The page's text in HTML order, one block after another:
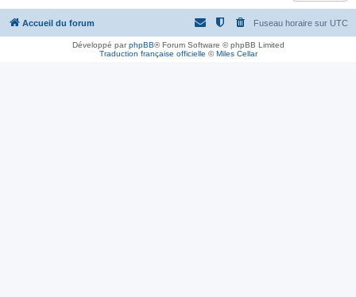
e
Accueil du forum Fuseau horaire sur UTC
Développé parphpBB® Forum Software © phpBB Limited
Traduction française officielle ©Miles Cellar